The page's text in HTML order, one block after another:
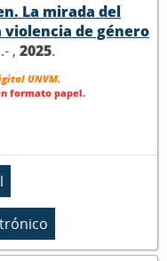
La mirada del
violencia de género
, 2025.
UNVM.
formato papel.